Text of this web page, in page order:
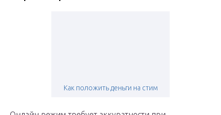
Как положить деньги на стим